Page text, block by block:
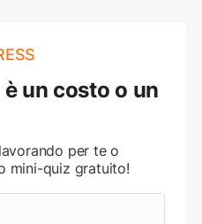
un costo o un
per te o
mini-quiz gratuito!